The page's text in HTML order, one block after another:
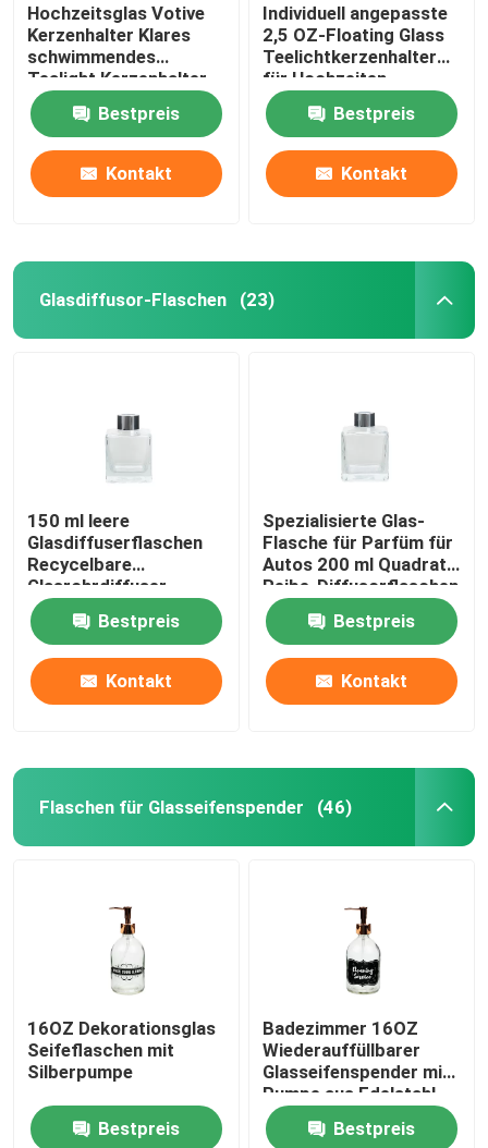
Hochzeitsglas Votive
Kerzenhalter Klares
schwimmendes
Tealight Kerzenhalter
Bestpreis
Kontakt
Individuell angepasste
2,5 OZ-Floating Glass
Teelichtkerzenhalter
für Hochzeiten
Bestpreis
Kontakt
Glasdiffusor-Flaschen (23)
150 ml leere
Glasdiffuserflaschen
Recycelbare
Glasrohrdiffuser
Bestpreis
Kontakt
Spezialisierte Glas-
Flasche für Parfüm für
Autos 200 ml Quadrat-
Reibe-Diffusorflaschen
Bestpreis
Kontakt
Flaschen für Glasseifenspender (46)
16OZ Dekorationsglas
Seifeflaschen mit
Silberpumpe
Bestpreis
Badezimmer 16OZ
Wiederauffüllbarer
Glasseifenspender mit
Pumpe aus Edelstahl
Bestpreis